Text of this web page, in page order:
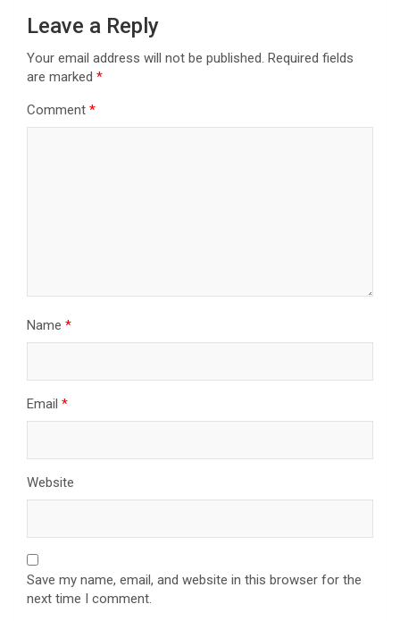
Leave a Reply
Your email address will not be published. Required fields
are marked *
Comment *
Name *
Email *
Website
Save my name, email, and website in this browser for the
next time I comment.